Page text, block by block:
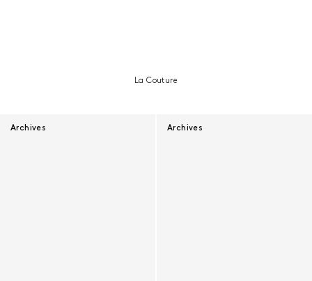
La Couture
Archives Archives